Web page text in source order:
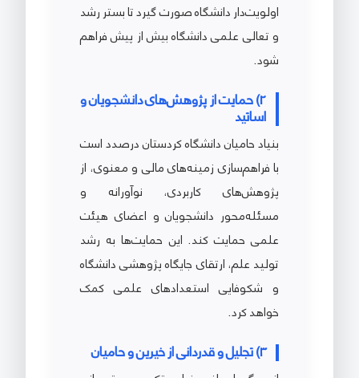
اولویت‌دار دانشگاه صورت گیرد تا بستر رشد
و تعالی علمی دانشگاه بیش از پیش فراهم
شود.
2) حمایت از پژوهش‌های دانشجویان و
اساتید
بنیاد حامیان دانشگاه کردستان درصدد است
با فراهم‌سازی زمینه‌های مالی و معنوی، از
پژوهش‌های کاربردی، نوآورانه و
مسئله‌محور دانشجویان و اعضای هیئت
علمی حمایت کند. این حمایت‌ها به رشد
تولید علم، ارتقای جایگاه پژوهشی دانشگاه
و شکوفایی استعدادهای علمی کمک
خواهد کرد.
3) تجلیل و قدردانی از خیرین و حامیان